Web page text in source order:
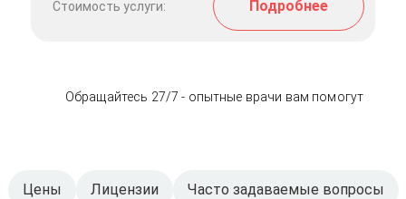
Стоимость услуги: Подробнее
Обращайтесь 27/7 - опытные врачи вам помогут
Цены Лицензии Часто задаваемые вопросы